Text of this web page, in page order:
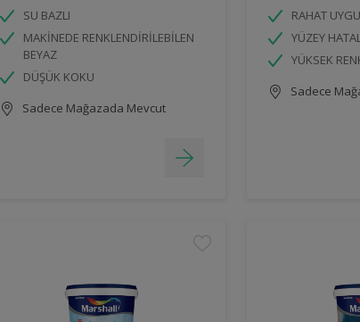
SU BAZLI
MAKİNEDE RENKLENDİRİLEBİLEN
BEYAZ
DÜŞÜK KOKU
Sadece Mağazada Mevcut
RAHAT
YÜZEY
YÜKSEK
Sadece